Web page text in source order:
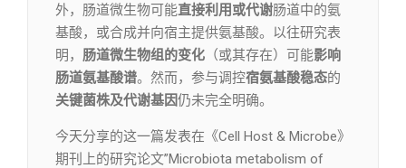
外，肠道微生物可能直接利用或代谢肠道中的氨
基酸，或合成并向宿主提供氨基酸。以往研究表
明， 肠道微生物组的变化 （或其存在）可能影响
肠道氨基酸谱。然而，参与调控宿氨基酸稳态的
关键菌株及代谢基因仍未完全明确。
今天分享的这一篇发表在《Cell Host & Microbe》
期刊上的研究论文”Microbiota metabolism of